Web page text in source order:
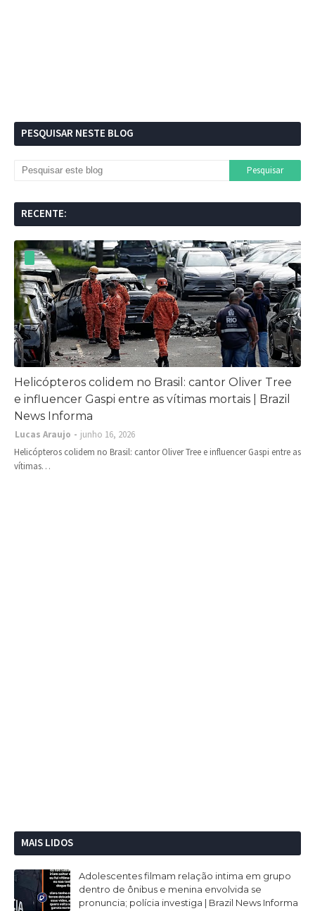
PESQUISAR NESTE BLOG
RECENTE:
Helicópteros colidem no Brasil: cantor Oliver Tree
e influencer Gaspi entre as vítimas mortais | Brazil
News Informa
Lucas Araujo
junho 16, 2026
Helicópteros colidem no Brasil: cantor Oliver Tree e influencer Gaspi entre as
vítimas…
MAIS LIDOS
Adolescentes filmam relação intima em grupo
dentro de ônibus e menina envolvida se
pronuncia; polícia investiga | Brazil News Informa